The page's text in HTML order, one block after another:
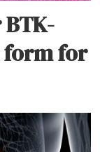
form for